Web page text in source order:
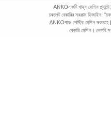
ANKOএকটি খাদ্য মেশিন
চকলেট বেকারির সরঞ্জাম ডিজাইন,
ANKOপাফ পেস্ট্রি মেশিন সরবরাহ
বেকারি মেশিন। বেকারি